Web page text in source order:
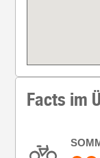
Facts im